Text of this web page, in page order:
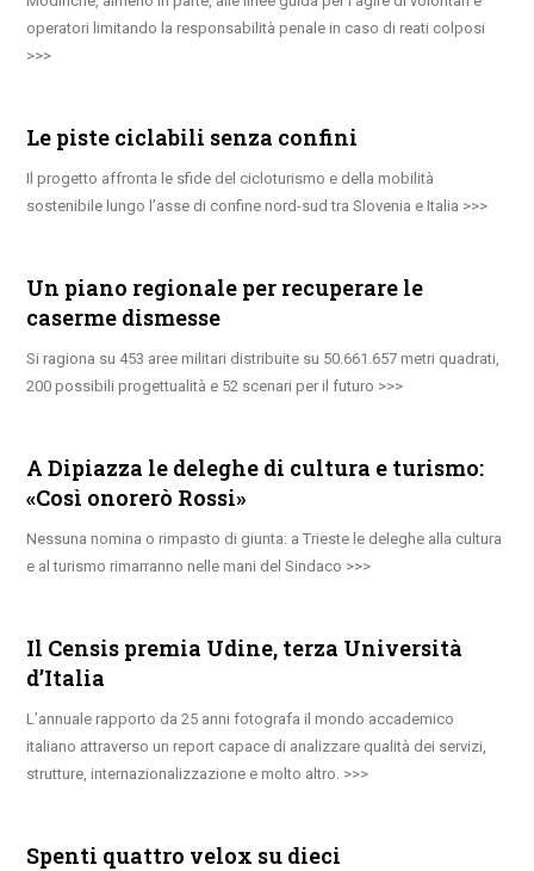
operatori limitando la responsabilità penale in caso di reati colposi
Le piste ciclabili senza confini
Il progetto affronta le sfide del cicloturismo e della mobilità
sostenibile lungo l’asse di confine nord-sud tra Slovenia e Italia
Un piano regionale per recuperare le
caserme dismesse
Si ragiona su 453 aree militari distribuite su 50.661.657 metri quadrati,
200 possibili progettualità e 52 scenari per il futuro
A Dipiazza le deleghe di cultura e turismo:
«Così onorerò Rossi»
Nessuna nomina o rimpasto di giunta: a Trieste le deleghe alla cultura
e al turismo rimarranno nelle mani del Sindaco
Il Censis premia Udine, terza Università
d’Italia
L’annuale rapporto da 25 anni fotografa il mondo accademico
italiano attraverso un report capace di analizzare qualità dei servizi,
strutture, internazionalizzazione e molto altro.
Spenti quattro velox su dieci